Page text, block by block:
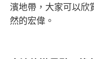
濱地帶，大家可以欣
然的宏偉。